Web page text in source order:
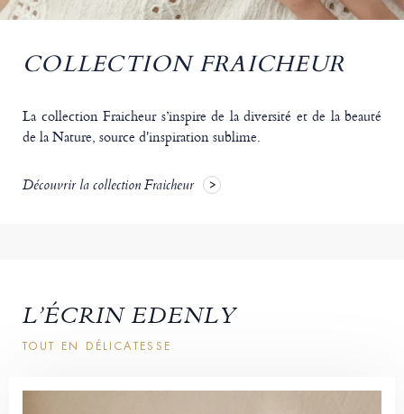
COLLECTION FRAICHEUR
La collection Fraicheur s’inspire de la diversité et de la beauté
de la Nature, source d'inspiration sublime.
Découvrir la collection Fraicheur
L’ÉCRIN EDENLY
TOUT EN DÉLICATESSE